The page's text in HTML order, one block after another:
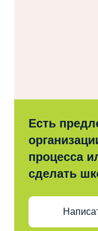
Есть
процесса
сделать